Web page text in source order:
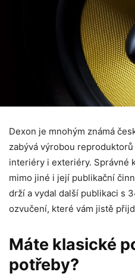
Dexon je mnohým známá
zabývá výrobou
interiéry i exteriéry. Správné
mimo jiné i její publikační
drží a vydal další publikaci s
ozvučení, které vám jistě
Máte klasické
potřeby?